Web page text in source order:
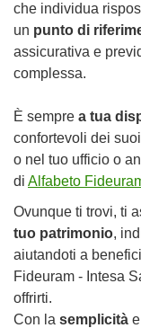
che individua
un punto di
assicurativa e
complessa.
È sempre a tua
confortevoli dei
o nel tuo ufficio o
di Alfabeto
Ovunque ti trovi, ti
tuo patrimonio,
aiutandoti a
Fideuram - Intesa
offrirti.
Con la semplicità